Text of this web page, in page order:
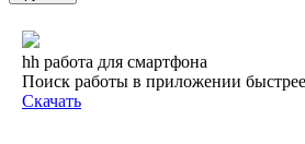
hh работа для смартфона
Поиск работы в приложении
Скачать